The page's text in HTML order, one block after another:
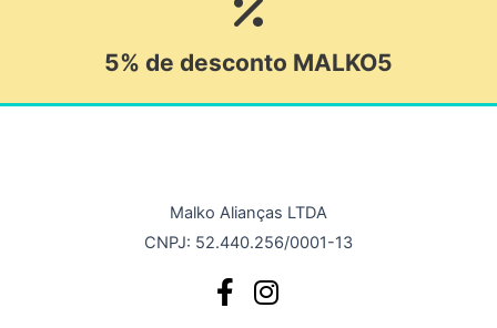
5% de desconto MALKO5
Malko Alianças LTDA
CNPJ: 52.440.256/0001-13